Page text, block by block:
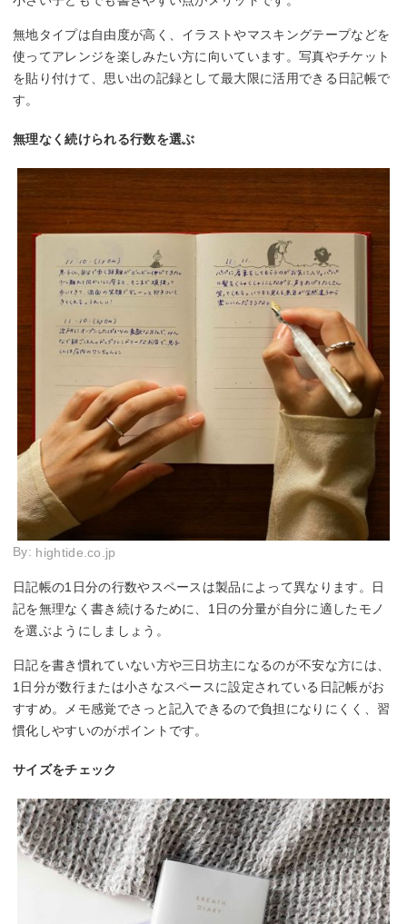
無地タイプは自由度が高く、イラストやマスキングテープなどを
使ってアレンジを楽しみたい方に向いています。写真やチケット
を貼り付けて、思い出の記録として最大限に活用できる日記帳で
す。
無理なく続けられる行数を選ぶ
By: hightide.co.jp
日記帳の1日分の行数やスペースは製品によって異なります。日
記を無理なく書き続けるために、1日の分量が自分に適したモノ
を選ぶようにしましょう。
日記を書き慣れていない方や三日坊主になるのが不安な方には、
1日分が数行または小さなスペースに設定されている日記帳がお
すすめ。メモ感覚でさっと記入できるので負担になりにくく、習
慣化しやすいのがポイントです。
サイズをチェック